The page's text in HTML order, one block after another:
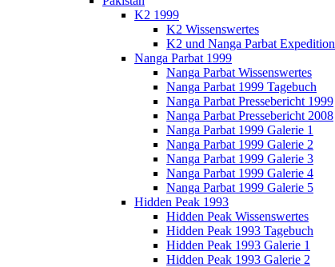
K2 1999
K2 Wissenswertes
K2 und Nanga Parbat Expedition
Nanga Parbat 1999
Nanga Parbat Wissenswertes
Nanga Parbat 1999 Tagebuch
Nanga Parbat Pressebericht 1999
Nanga Parbat Pressebericht 2008
Nanga Parbat 1999 Galerie 1
Nanga Parbat 1999 Galerie 2
Nanga Parbat 1999 Galerie 3
Nanga Parbat 1999 Galerie 4
Nanga Parbat 1999 Galerie 5
Hidden Peak 1993
Hidden Peak Wissenswertes
Hidden Peak 1993 Tagebuch
Hidden Peak 1993 Galerie 1
Hidden Peak 1993 Galerie 2